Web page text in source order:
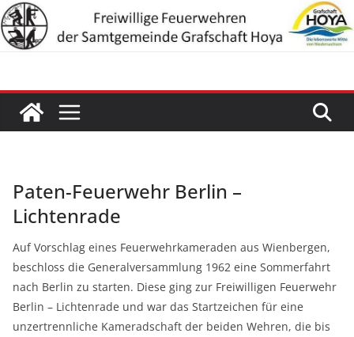
Zum
Inhalt
springen
Paten-Feuerwehr Berlin –
Lichtenrade
Auf Vorschlag eines Feuerwehrkameraden aus Wienbergen,
beschloss die Generalversammlung 1962 eine Sommerfahrt
nach Berlin zu starten. Diese ging zur Freiwilligen Feuerwehr
Berlin – Lichtenrade und war das Startzeichen für eine
unzertrennliche Kameradschaft der beiden Wehren, die bis